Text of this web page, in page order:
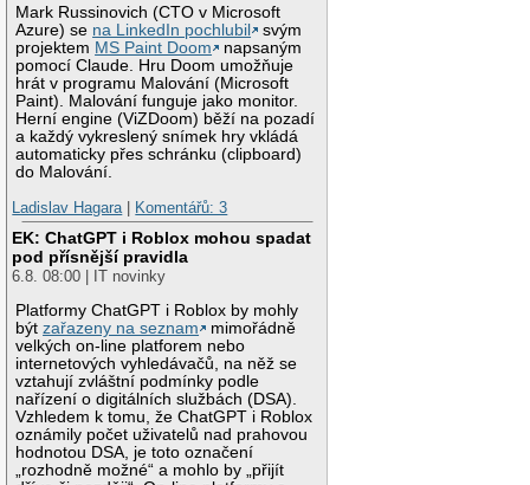
Mark Russinovich (CTO v Microsoft
Azure) se na LinkedIn pochlubil
svým
projektem MS Paint Doom
napsaným
pomocí Claude. Hru Doom umožňuje
hrát v programu Malování (Microsoft
Paint). Malování funguje jako monitor.
Herní engine (ViZDoom) běží na pozadí
a každý vykreslený snímek hry vkládá
automaticky přes schránku (clipboard)
do Malování.
Ladislav Hagara
Komentářů: 3
EK: ChatGPT i Roblox mohou spadat
pod přísnější pravidla
6.8. 08:00 | IT novinky
Platformy ChatGPT i Roblox by mohly
býtzařazeny na seznam
mimořádně
velkých on-line platforem nebo
internetových vyhledávačů, na něž se
vztahují zvláštní podmínky podle
nařízení o digitálních službách (DSA).
Vzhledem k tomu, že ChatGPT i Roblox
oznámily počet uživatelů nad prahovou
hodnotou DSA, je toto označení
„rozhodně možné“ a mohlo by „přijít